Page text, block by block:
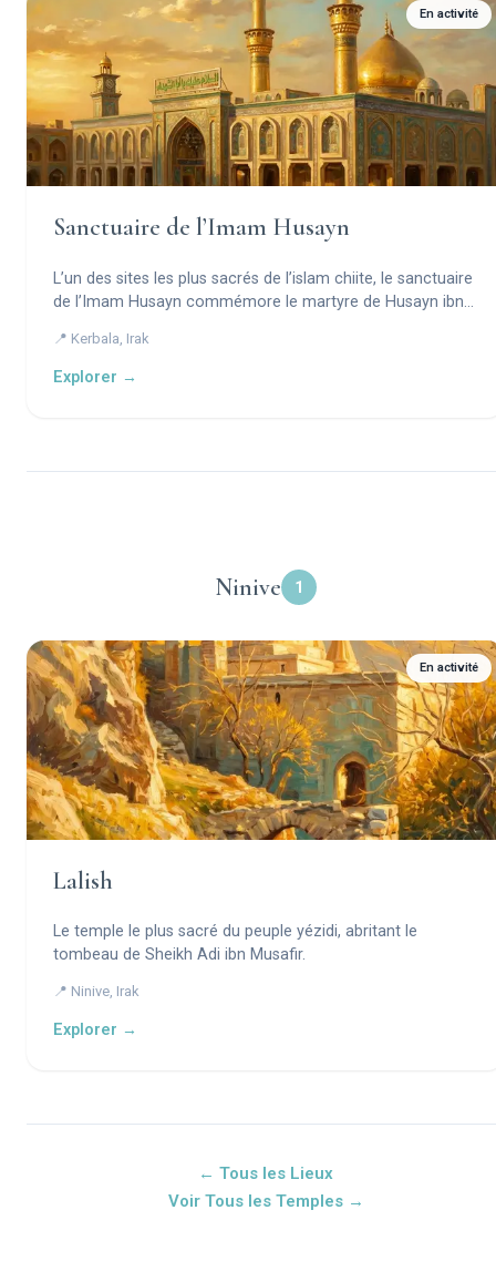
En activité
Sanctuaire de l’Imam Husayn
L’un des sites les plus sacrés de l’islam chiite, le sanctuaire
de l’Imam Husayn commémore le martyre de Husayn ibn
📍 Kerbala, Irak
Explorer →
Ninive 1
En activité
Lalish
Le temple le plus sacré du peuple yézidi, abritant le
tombeau de Sheikh Adi ibn Musafir.
📍 Ninive, Irak
Explorer →
← Tous les Lieux
Voir Tous les Temples →